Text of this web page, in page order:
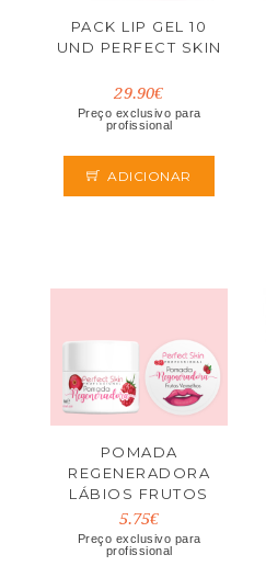
PACK LIP GEL 10
UND PERFECT SKIN
29.90€
Preço exclusivo para
profissional
ADICIONAR
POMADA
REGENERADORA
LÁBIOS FRUTOS
VERMELHOS
5.75€
Preço exclusivo para
profissional